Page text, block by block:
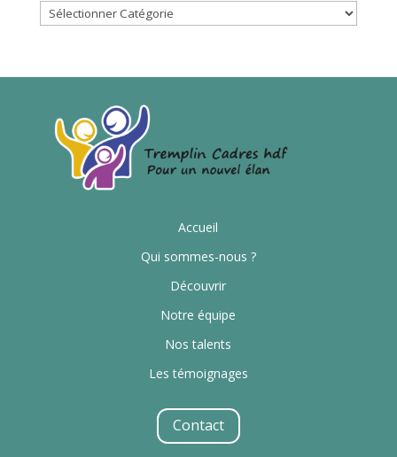
Accueil
Qui sommes-nous ?
Découvrir
Notre équipe
Nos talents
Les témoignages
Contact